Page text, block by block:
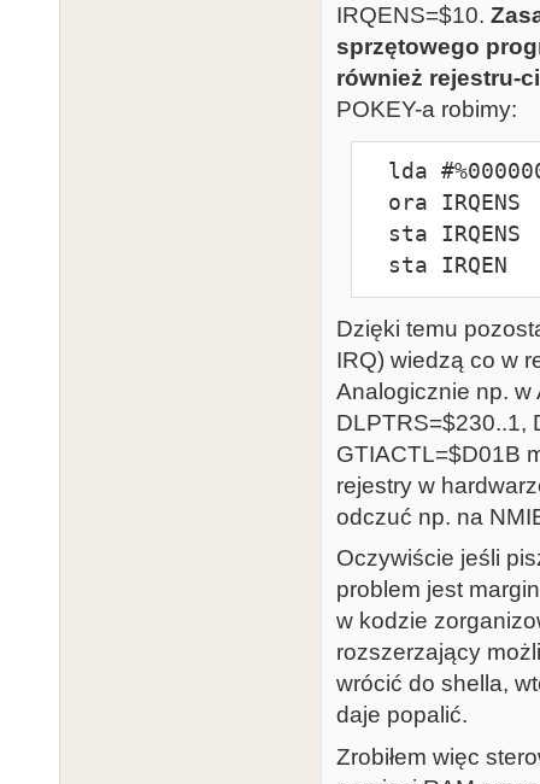
IRQENS=$10.
sprzętowego
również rejestru-
POKEY-a robimy:
sta IRQEN
Dzięki temu
IRQ) wiedzą co w
Analogicznie np. w
DLPTRS=$230..1,
GTIACTL=$D01B
rejestry w
odczuć np. na
Oczywiście jeśli
problem jest
w kodzie
rozszerzający
wrócić do shella,
daje popalić.
Zrobiłem więc